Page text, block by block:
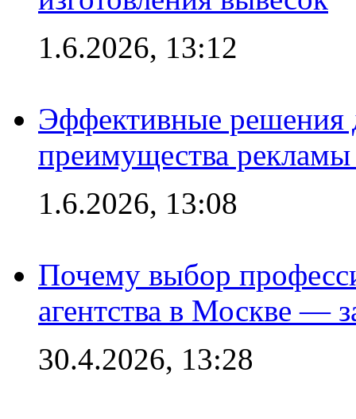
1.6.2026, 13:12
Эффективные решения
преимущества рекламы
1.6.2026, 13:08
Почему выбор
агентства в Москве —
30.4.2026, 13:28